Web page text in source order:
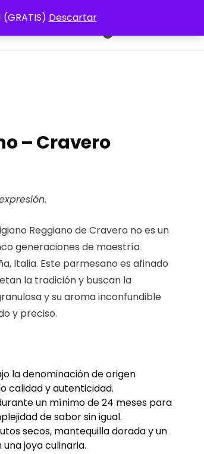
Descartar
Mi Cuenta
– Cravero
Reggiano de Cravero no es un
generaciones de maestría
Italia. Este parmesano es afinado
la tradición y buscan la
y su aroma inconfundible
y preciso.
la denominación de origen
calidad y autenticidad.
un mínimo de 24 meses para
de sabor sin igual.
secos, mantequilla dorada y un
joya culinaria.